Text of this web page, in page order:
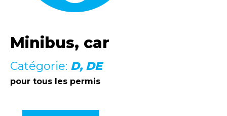
Minibus, car
Catégorie: D, DE
pour tous les permis